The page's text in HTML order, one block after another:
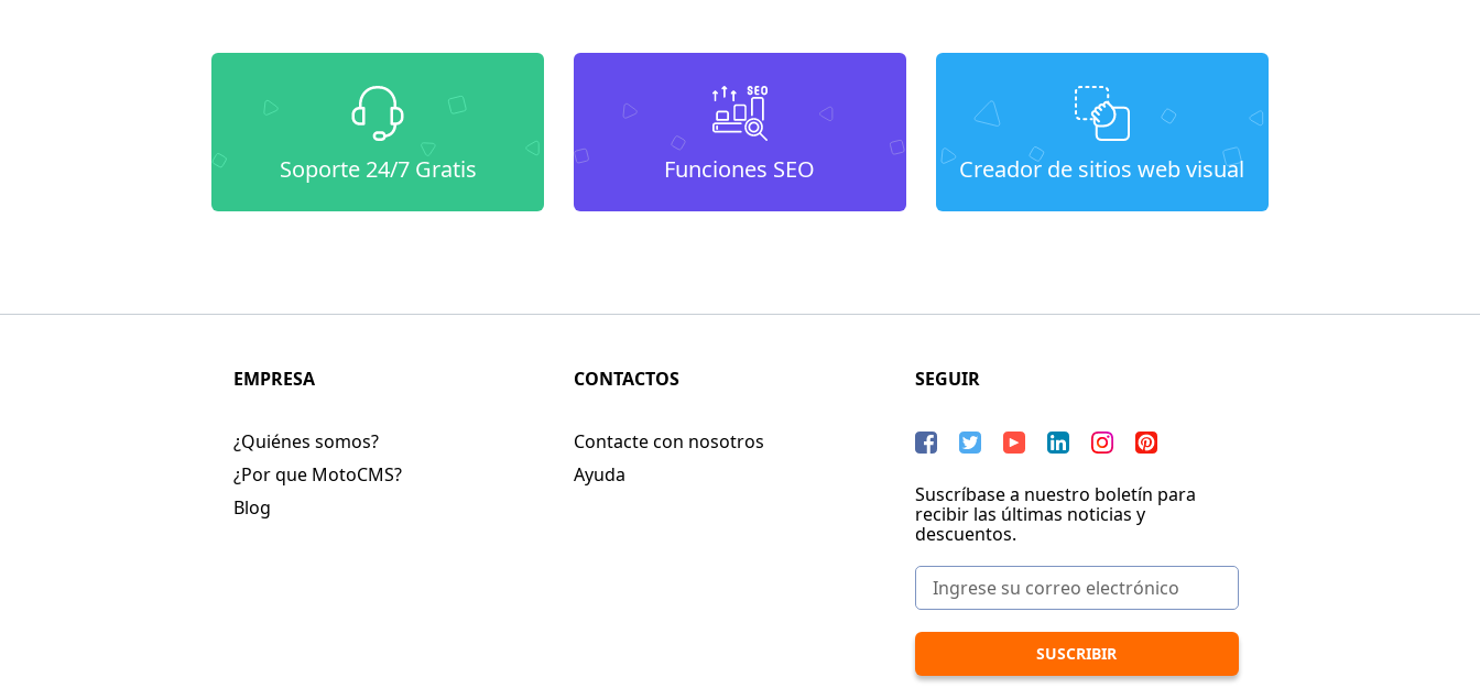
Soporte 24/7 Gratis Funciones SEO Creador de sitios web visual
EMPRESA
¿Quiénes somos?
¿Por que MotoCMS?
Blog
CONTACTOS
Contacte con nosotros
Ayuda
SEGUIR
Suscríbase a nuestro boletín para
recibir las últimas noticias y
descuentos.